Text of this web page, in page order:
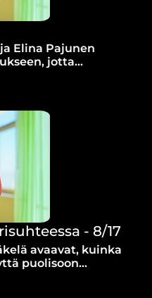
Elina Pajunen
jotta
rajojen
- 8/17
avaavat, kuinka
puolisoon
loukkaantumisista